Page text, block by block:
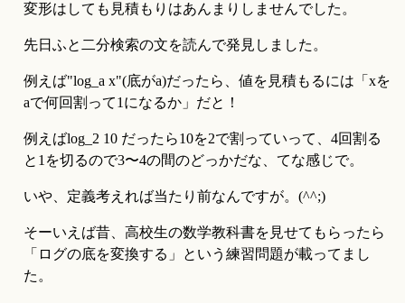
変形はしても見積もりはあんまりしませんでした。
先日ふと二分検索の文を読んで発見しました。
例えば"log_a x"(底がa)だったら、値を見積もるには「xを
aで何回割って1になるか」だと！
例えばlog_2 10 だったら10を2で割っていって、4回割る
と1を切るので3〜4の間のどっかだな、てな感じで。
いや、定義考えれば当たり前なんですが。(^^;)
そーいえば昔、高校生の数学教科書を見せてもらったら
「ログの底を変換する」という練習問題が載ってまし
た。